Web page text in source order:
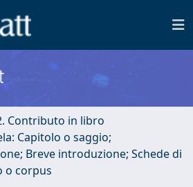
Contributo in libro
Capitolo o saggio;
Breve introduzione; Schede di
o corpus